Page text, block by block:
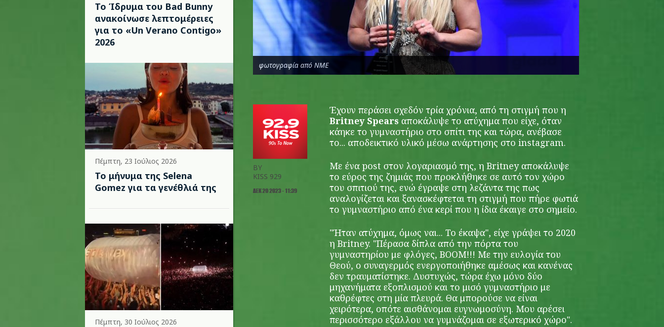
Το Ίδρυμα του Bad Bunny
ανακοίνωσε λεπτομέρειες
για το «Un Verano Contigo»
2026
Πέμπτη, 23 Ιούλιος 2026
Το μήνυμα της Selena
Gomez για τα γενέθλιά της
Πέμπτη, 30 Ιούλιος 2026
φωτογραφία από NME
BY
KISS 929
ΔΕΚ 20 2023 - 11:39
Έχουν περάσει σχεδόν τρία χρόνια, από τη στιγμή που η
Britney Spears αποκάλυψε το ατύχημα που είχε, όταν
κάηκε το γυμναστήριο στο σπίτι της και τώρα, ανέβασε
το... αποδεικτικό υλικό μέσω ανάρτησης στο instagram.
Με ένα post στον λογαριασμό της, η Britney αποκάλυψε
το εύρος της ζημιάς που προκλήθηκε σε αυτό τον χώρο
του σπιτιού της, ενώ έγραψε στη λεζάντα της πως
αναλογίζεται και ξανασκέφτεται τη στιγμή που πήρε φωτιά
το γυμναστήριο από ένα κερί που η ίδια έκαιγε στο σημείο.
"Ήταν ατύχημα, όμως ναι... Το έκαψα", είχε γράψει το 2020
η Britney. "Πέρασα δίπλα από την πόρτα του
γυμναστηρίου με φλόγες, BOOM!!! Με την ευλογία του
Θεού, ο συναγερμός ενεργοποιήθηκε αμέσως και κανένας
δεν τραυματίστηκε. Δυστυχώς, τώρα έχω μόνο δύο
μηχανήματα εξοπλισμού και το μισό γυμναστήριο με
καθρέφτες στη μία πλευρά. Θα μπορούσε να είναι
χειρότερα, οπότε αισθάνομαι ευγνωμοσύνη. Μου αρέσει
περισσότερο εξάλλου να γυμνάζομαι σε εξωτερικό χώρο".